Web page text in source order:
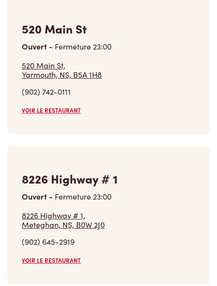
Ouvert-Fermeture
520 Main St,
Yarmouth, NS, B5A 1H8
(902) 742-0111
VOIR LE RESTAURANT
Ouvert -Fermeture23:00
8226 Highway # 1,
Meteghan, NS, B0W 2J0
(902) 645-2919
VOIR LE RESTAURANT